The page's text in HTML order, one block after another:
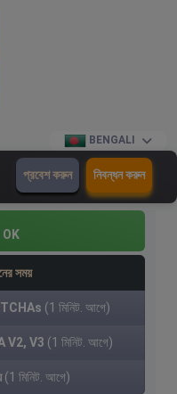
BENGALI
প্রবেশ করুন নিবন্ধন করুন
OK
সময়
(1 মিনিট. আগে)
V2, V3 (1 মিনিট. আগে)
(1 মিনিট. আগে)